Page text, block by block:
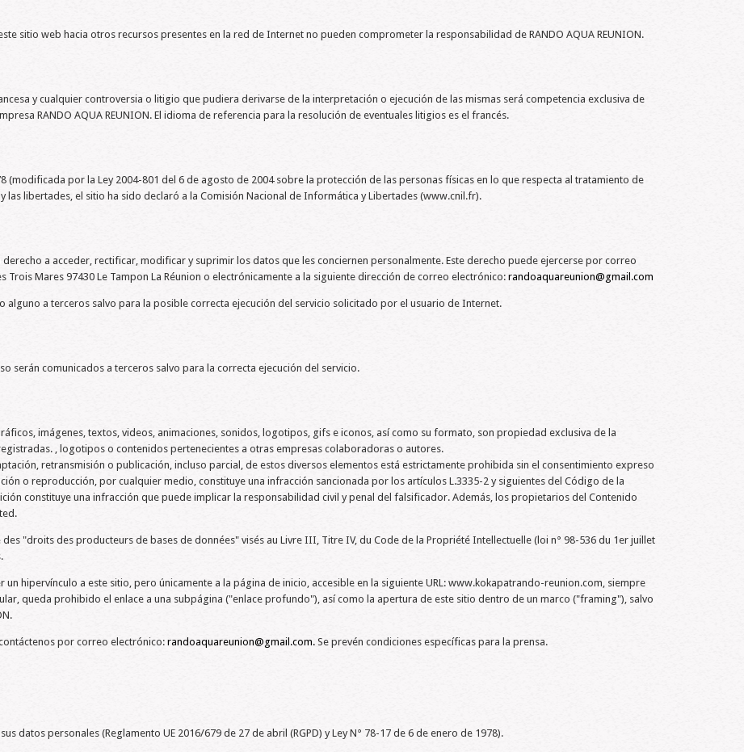
sitio web hacia otros recursos presentes en la red de Internet no pueden comprometer la responsabilidad de RANDO AQUA REUNION.
y cualquier controversia o litigio que pudiera derivarse de la interpretación o ejecución de las mismas será competencia exclusiva de
RANDO AQUA REUNION. El idioma de referencia para la resolución de eventuales litigios es el francés.
(modificada por la Ley 2004-801 del 6 de agosto de 2004 sobre la protección de las personas físicas en lo que respecta al tratamiento de
las libertades, el sitio ha sido declaró a la Comisión Nacional de Informática y Libertades (www.cnil.fr).
a acceder, rectificar, modificar y suprimir los datos que les conciernen personalmente. Este derecho puede ejercerse por correo
Trois Mares 97430 Le Tampon La Réunion o electrónicamente a la siguiente dirección de correo electrónico: randoaquareunion@gmail.com
alguno a terceros salvo para la posible correcta ejecución del servicio solicitado por el usuario de Internet.
serán comunicados a terceros salvo para la correcta ejecución del servicio.
imágenes, textos, videos, animaciones, sonidos, logotipos, gifs e iconos, así como su formato, son propiedad exclusiva de la
, logotipos o contenidos pertenecientes a otras empresas colaboradoras o autores.
retransmisión o publicación, incluso parcial, de estos diversos elementos está estrictamente prohibida sin el consentimiento expreso
o reproducción, por cualquier medio, constituye una infracción sancionada por los artículos L.3335-2 y siguientes del Código de la
constituye una infracción que puede implicar la responsabilidad civil y penal del falsificador. Además, los propietarios del Contenido
"droits des producteurs de bases de données" visés au Livre III, Titre IV, du Code de la Propriété Intellectuelle (loi n° 98-536 du 1er juillet
hipervínculo a este sitio, pero únicamente a la página de inicio, accesible en la siguiente URL: www.kokapatrando-reunion.com, siempre
queda prohibido el enlace a una subpágina ("enlace profundo"), así como la apertura de este sitio dentro de un marco ("framing"), salvo
por correo electrónico: randoaquareunion@gmail.com. Se prevén condiciones específicas para la prensa.
datos personales (Reglamento UE 2016/679 de 27 de abril (RGPD) y Ley N° 78-17 de 6 de enero de 1978).